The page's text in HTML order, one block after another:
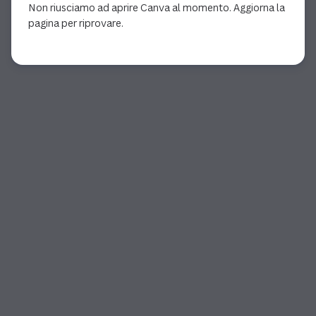
Non riusciamo ad aprire Canva al momento. Aggiorna la
pagina per riprovare.